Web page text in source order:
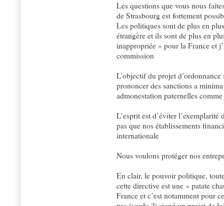
Les questions que vous nous
de Strasbourg est fortement
Les politiques sont de plus en
étrangère et ils sont de plus en
inappropriée » pour la France et
commission
L’objectif du projet
prononcer des sanctions a
admonestation paternelles
L’esprit est d’éviter
pas que nos établissements
internationale
Nous voulons protéger nos
En clair, le pouvoir politique,
cette directive est une « patate
France et c’est notamment pour